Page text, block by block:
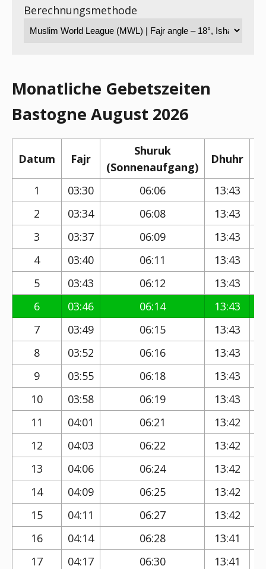
Berechnungsmethode
Monatliche Gebetszeiten
Bastogne August 2026
Datum Fajr
Shuruk
(Sonnenaufgang)
Dhuhr
1
03:30 06:06 13:43
2
03:34 06:08 13:43
3
03:37 06:09 13:43
4
03:40 06:11 13:43
5
03:43 06:12 13:43
6
03:46 06:14 13:43
7
03:49 06:15 13:43
8
03:52 06:16 13:43
9
03:55 06:18 13:43
10
03:58 06:19 13:43
11
04:01 06:21 13:42
12
04:03 06:22 13:42
13
04:06 06:24 13:42
14
04:09 06:25 13:42
15
04:11 06:27 13:42
16
04:14 06:28 13:41
17
04:17 06:30 13:41